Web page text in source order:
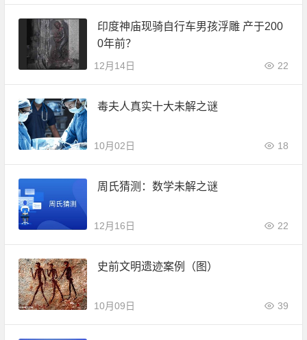
印度神庙现骑自行车男孩浮雕 产于200
0年前？
12月14日 22
毒夫人真实十大未解之谜
10月02日 18
周氏猜测：数学未解之谜
12月16日 22
史前文明遗迹案例（图）
10月09日 39